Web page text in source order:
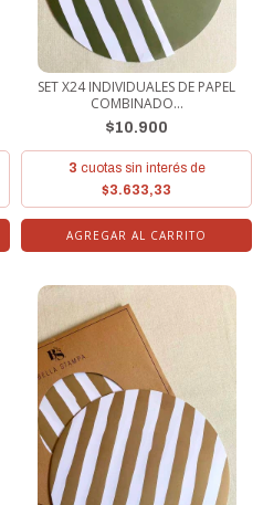
SET X24 INDIVIDUALES DE PAPEL
COMBINADO...
$10.900
3 cuotas sin interés de
$3.633,33